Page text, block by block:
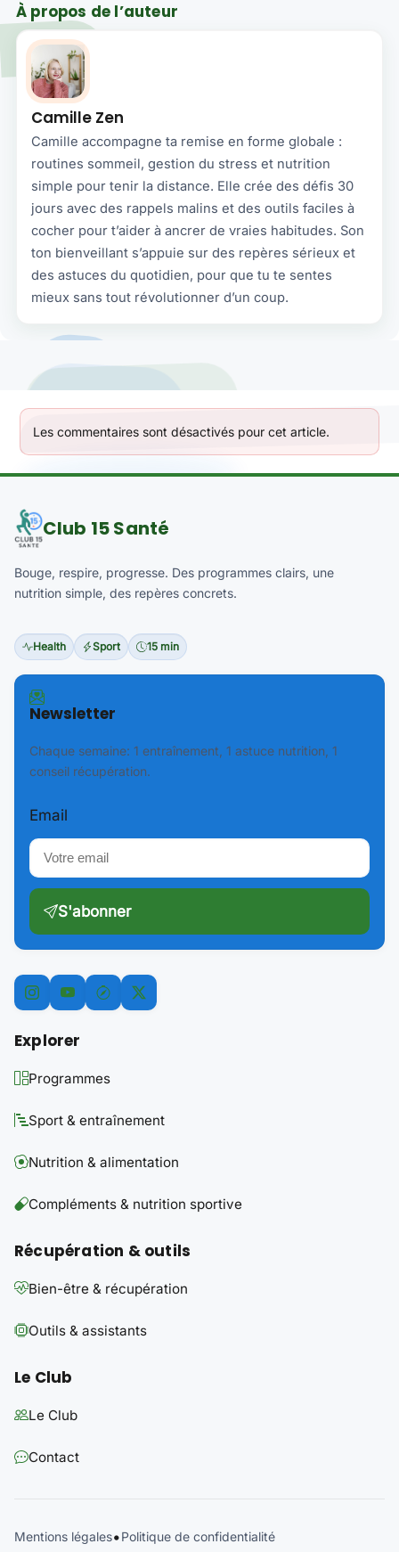
À propos de l’auteur
Camille Zen
Camille accompagne ta remise en forme globale :
routines sommeil, gestion du stress et nutrition
simple pour tenir la distance. Elle crée des défis 30
jours avec des rappels malins et des outils faciles à
cocher pour t’aider à ancrer de vraies habitudes. Son
ton bienveillant s’appuie sur des repères sérieux et
des astuces du quotidien, pour que tu te sentes
mieux sans tout révolutionner d’un coup.
Les commentaires sont désactivés pour cet article.
Club 15 Santé
Bouge, respire, progresse. Des programmes clairs, une
nutrition simple, des repères concrets.
Health Sport 15 min
Newsletter
Chaque semaine: 1 entraînement, 1 astuce nutrition, 1
conseil récupération.
Email
S'abonner
Explorer
Programmes
Sport & entraînement
Nutrition & alimentation
Compléments & nutrition sportive
Récupération & outils
Bien-être & récupération
Outils & assistants
Le Club
Le Club
Contact
Mentions légales•Politique de confidentialité